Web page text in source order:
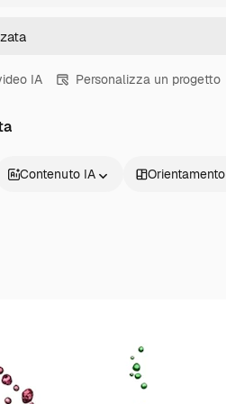
IA Personalizza un progetto
Contenuto IA Orientamento
Prodotti